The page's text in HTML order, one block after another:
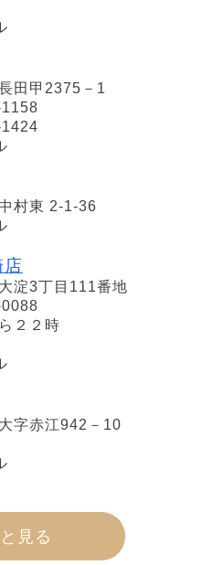
田甲2375－1
村東 2-1-36
店
淀3丁目111番地
２２時
字赤江942－10
見る